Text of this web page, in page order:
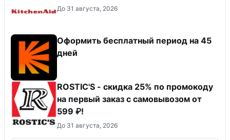
До 31 августа, 2026
Оформить бесплатный период на 45
дней
ROSTIC'S - скидка 25% по промокоду
на первый заказ с самовывозом от
599 ₽!
До 31 августа, 2026